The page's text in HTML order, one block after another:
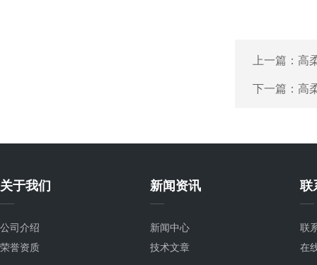
上一篇： 高
下一篇： 高
关于我们
公司介绍
荣誉资质
新闻资讯
新闻中心
技术文章
联
联
在